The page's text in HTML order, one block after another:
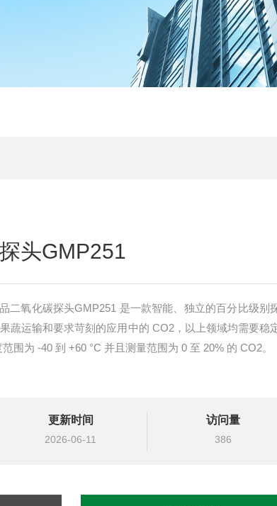
头GMP251
二氧化碳探头GMP251 是一款智能、独立的百分比级别
蔬运输和要求苛刻的应用中的 CO2，以上领域均需要稳
围为 -40 到 +60 °C 并且测量范围为 0 至 20% 的 CO2。
更新时间
2026-06-11
访问量
386